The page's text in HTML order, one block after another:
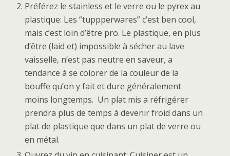
Préférez le stainless et le verre ou le pyrex au
plastique: Les “tuppperwares” c’est ben cool,
mais c’est loin d’être pro. Le plastique, en plus
d’être (laid et) impossible à sécher au lave
vaisselle, n’est pas neutre en saveur, a
tendance à se colorer de la couleur de la
bouffe qu’on y fait et dure généralement
moins longtemps. Un plat mis a réfrigérer
prendra plus de temps à devenir froid dans un
plat de plastique que dans un plat de verre ou
en métal.